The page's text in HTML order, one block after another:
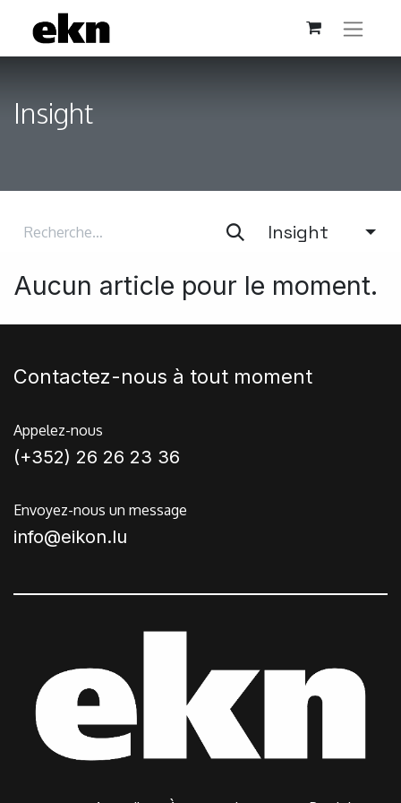
Insight
Insight
Aucun article pour le moment.
Contactez-nous à tout moment
Appelez-nous
(+352) 26 26 23 36
Envoyez-nous un message
info@eikon.lu